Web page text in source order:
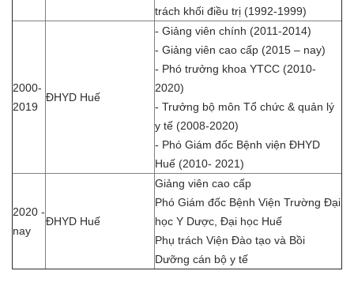
trách khối điều trị (1992-1999)
2000-
2019
ĐHYD Huế
- Giảng viên chính (2011-2014)
- Giảng viên cao cấp (2015 – nay)
- Phó trưởng khoa YTCC (2010-
2020)
- Trưởng bộ môn Tổ chức & quản lý
y tế (2008-2020)
- Phó Giám đốc Bệnh viện ĐHYD
Huế (2010- 2021)
2020 -
nay
ĐHYD Huế
Giảng viên cao cấp
Phó Giám đốc Bệnh Viện Trường Đại
học Y Dược, Đại học Huế
Phụ trách Viện Đào tạo và Bồi
Dưỡng cán bộ y tế